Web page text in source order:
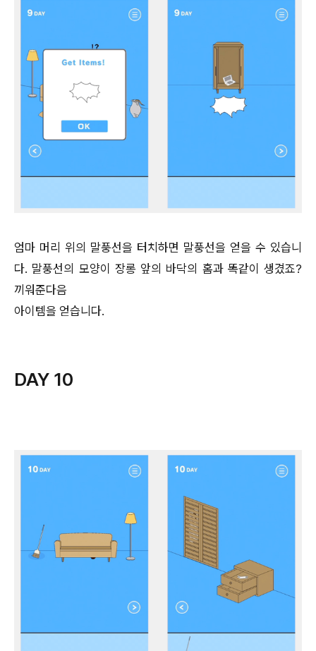
엄마 머리 위의 말풍선을 터치하면 말풍선을 얻을 수 있습니
다. 말풍선의 모양이 장롱 앞의 바닥의 홈과 똑같이 생겼죠?
끼워준다음
아이템을 얻습니다.
DAY 10